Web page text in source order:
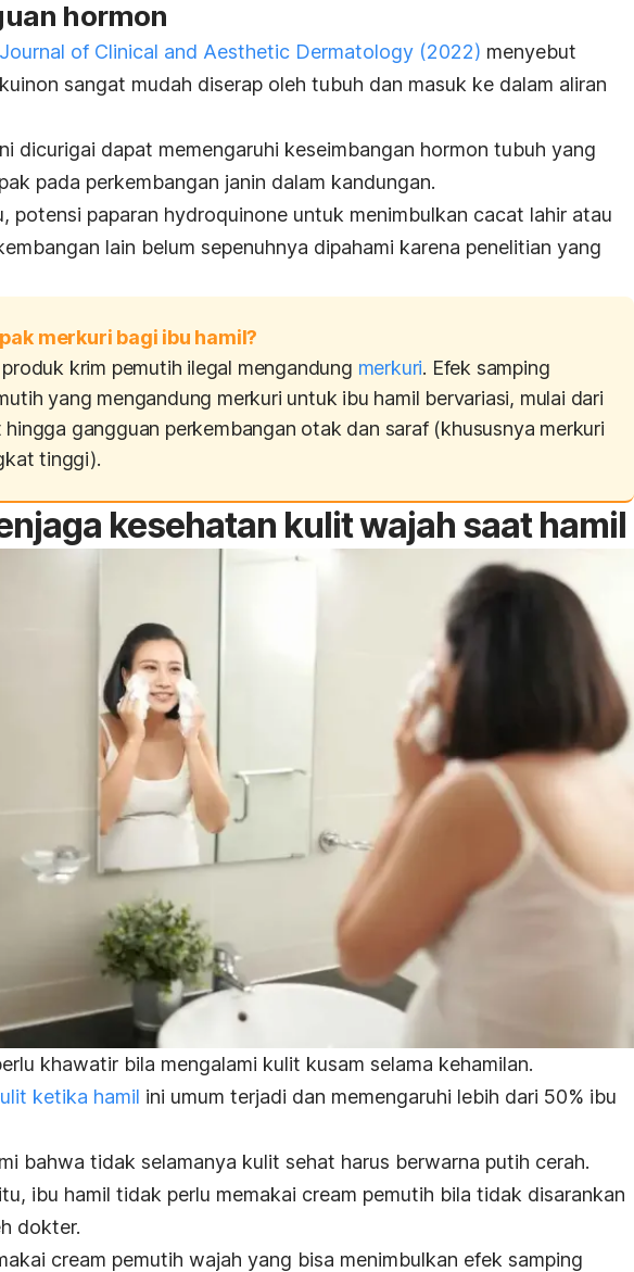
hormon
Journal of Clinical and Aesthetic Dermatology (2022) menyebut
sangat mudah diserap oleh tubuh dan masuk ke dalam aliran
dicurigai dapat memengaruhi keseimbangan hormon tubuh yang
pada perkembangan janin dalam kandungan.
potensi paparan hydroquinone untuk menimbulkan cacat lahir atau
lain belum sepenuhnya dipahami karena penelitian yang
merkuri bagi ibu hamil?
krim pemutih ilegal mengandung merkuri. Efek samping
yang mengandung merkuri untuk ibu hamil bervariasi, mulai dari
hingga gangguan perkembangan otak dan saraf (khususnya merkuri
tinggi).
kesehatan kulit wajah saat hamil
khawatir bila mengalami kulit kusam selama kehamilan.
ketika hamil ini umum terjadi dan memengaruhi lebih dari 50% ibu
bahwa tidak selamanya kulit sehat harus berwarna putih cerah.
ibu hamil tidak perlu memakai cream pemutih bila tidak disarankan
dokter.
cream pemutih wajah yang bisa menimbulkan efek samping